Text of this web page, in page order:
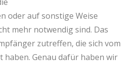
oder auf sonstige Weise
mehr notwendig sind. Das
zutreffen, die sich vom
haben. Genau dafür haben wir